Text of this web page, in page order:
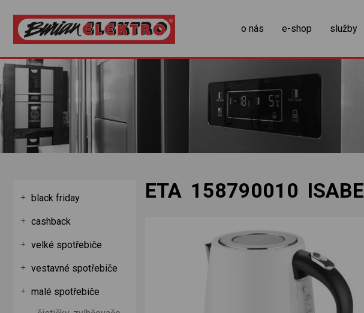
o nás e-shop služby
ETA 158790010
black friday
cashback
velké spotřebiče
vestavné spotřebiče
malé spotřebiče